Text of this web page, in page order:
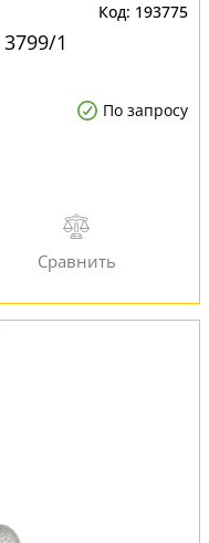
193775
1
По запросу